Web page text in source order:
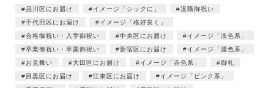
品川区にお届け
イメージ「シックに」
退職御祝い
千代田区にお届け
イメージ「格好良く」
合格御祝い・入学御祝い
中央区にお届け
イメージ「淡色系」
卒業御祝い・卒園御祝い
新宿区にお届け
イメージ「濃色系」
お見舞い
大田区にお届け イメージ「赤色系」
御礼
目黒区にお届け
江東区にお届け
イメージ「ピンク系」